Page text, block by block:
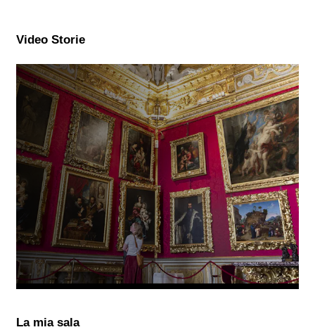
Video Storie
La mia sala